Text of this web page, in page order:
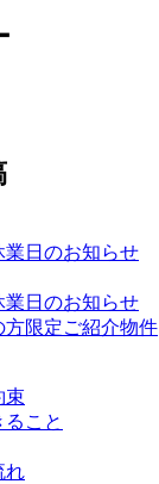
業日のお知らせ
業日のお知らせ
方限定ご紹介物件
束
ること
れ